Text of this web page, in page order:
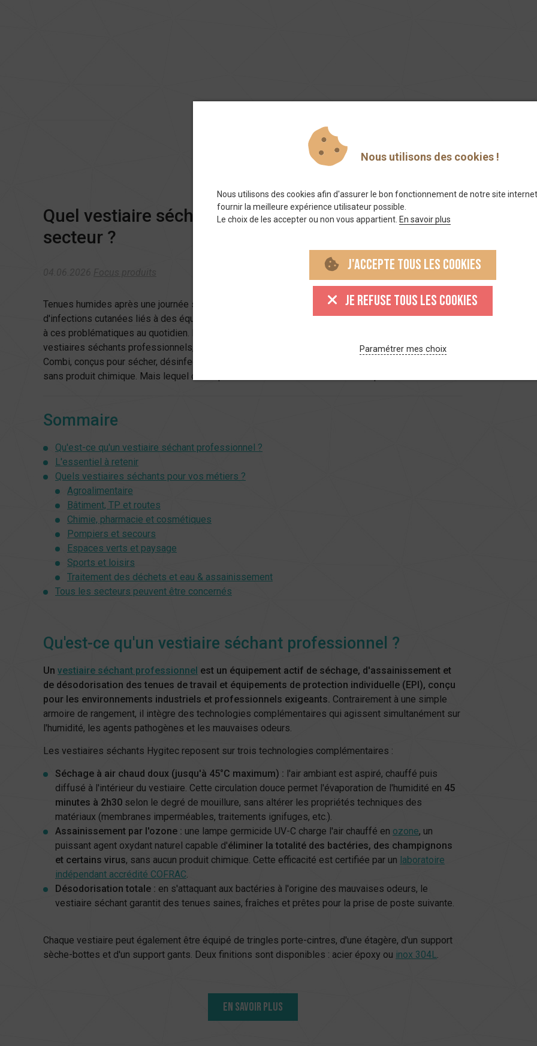
Nous utilisons des cookies !
Nous utilisons des cookies afin d'assurer le bon fonctionnement de notre site
fournir la meilleure expérience utilisateur possible.
Le choix de les accepter ou non vous appartient. En savoir plus
J'accepte tous les cookies
Je refuse tous les cookies
Paramétrer mes choix
Quel vestiaire séchant professionnel pour votre
secteur ?
Tenues humides après une journée sur le terrain, odeurs persistantes dans les vestiaires, risques
d'infections cutanées liés à des équipements mal séchés… De nombreux professionnels font face
à ces problématiques au quotidien. Pour y répondre, Hygitec propose une gamme complète de
vestiaires séchants professionnels, l'HYGIbox One, l'HYGIbox Twin, l'HYGIbox Group et l'HYGIbox
Combi, conçus pour sécher, désinfecter et désodoriser les tenues de travail et EPI en profondeur,
sans produit chimique. Mais lequel correspond à votre activité ? Tour d'horizon par secteur.
Sommaire
Qu'est-ce qu'un vestiaire séchant professionnel ?
L'essentiel à retenir
Quels vestiaires séchants pour vos métiers ?
Agroalimentaire
Bâtiment, TP et routes
Chimie, pharmacie et cosmétiques
Pompiers et secours
Espaces verts et paysage
Sports et loisirs
Traitement des déchets et eau & assainissement
Tous les secteurs peuvent être concernés
Qu'est-ce qu'un vestiaire séchant professionnel ?
Un vestiaire séchant professionnel est un équipement actif de séchage, d'assainissement et
de désodorisation des tenues de travail et équipements de protection individuelle (EPI), conçu
pour les environnements industriels et professionnels exigeants. Contrairement à une simple
armoire de rangement, il intègre des technologies complémentaires qui agissent simultanément sur
l'humidité, les agents pathogènes et les mauvaises odeurs.
Les vestiaires séchants Hygitec reposent sur trois technologies complémentaires :
Séchage à air chaud doux (jusqu'à 45°C maximum) : l'air ambiant est aspiré, chauffé puis
diffusé à l'intérieur du vestiaire. Cette circulation douce permet l'évaporation de l'humidité en 45
minutes à 2h30 selon le degré de mouillure, sans altérer les propriétés techniques des
matériaux (membranes imperméables, traitements ignifuges, etc.).
Assainissement par l'ozone : une lampe germicide UV-C charge l'air chauffé en ozone, un
puissant agent oxydant naturel capable d'éliminer la totalité des bactéries, des champignons
et certains virus, sans aucun produit chimique. Cette efficacité est certifiée par un laboratoire
indépendant accrédité COFRAC.
Désodorisation totale : en s'attaquant aux bactéries à l'origine des mauvaises odeurs, le
vestiaire séchant garantit des tenues saines, fraîches et prêtes pour la prise de poste suivante.
Chaque vestiaire peut également être équipé de tringles porte-cintres, d'une étagère, d'un support
sèche-bottes et d'un support gants. Deux finitions sont disponibles : acier époxy ou inox 304L.
EN SAVOIR PLUS